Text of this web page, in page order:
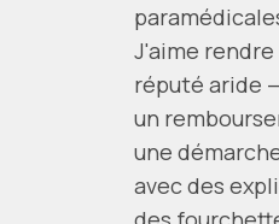
J'aime
réputé aride
un
une
avec des